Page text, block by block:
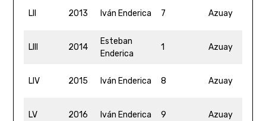
LII 2013 Iván Enderica 7 Azuay
LIII 2014
Esteban
Enderica
1 Azuay
LIV 2015 Iván Enderica 8 Azuay
LV 2016 Iván Enderica 9 Azuay